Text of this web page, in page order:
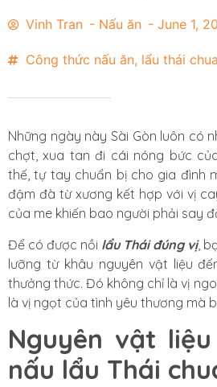
Vinh Tran - Nấu ăn - June 1,
Công thức nấu ăn, lẩu thái
Những ngày này Sài Gòn luôn có
chợt, xua tan đi cái nóng bức
thế, tự tay chuẩn bị cho gia đình
đậm đà từ xương kết hợp với vị
của me khiến bao người phải say
Để có được nồi lẩu Thái đúng vị,
lưỡng từ khâu nguyên vật liệu
thưởng thức. Đó không chỉ là vị
là vị ngọt của tình yêu thương mà
Nguyên vật
nấu lẩu Thái